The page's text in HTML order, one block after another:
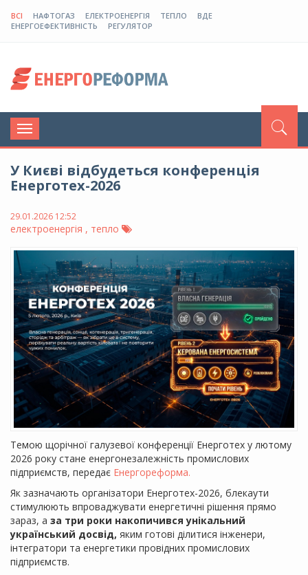
ВСІ НАФТОГАЗ ЕЛЕКТРОЕНЕРГІЯ ТЕПЛО
ВДЕ
ЕНЕРГОЕФЕКТИВНІСТЬ
РЕГУЛЯТОР
Toggle
navigation
У Києві відбудеться конференція
Енерготех-2026
29.01.2026 12:52
електроенергія , тепло
Темою щорічної галузевої конференції Енерготех у лютому
2026 року стане енергонезалежність промислових
підприємств, передає Енергореформа.
Як зазначають організатори Енерготех-2026, блекаути
стимулюють впроваджувати енергетичні рішення прямо
зараз, а за три роки накопичився унікальний
український досвід, яким готові ділитися інженери,
інтегратори та енергетики провідних промислових
підприємств.